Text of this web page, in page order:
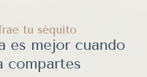
tu séquito
es mejor cuando
compartes